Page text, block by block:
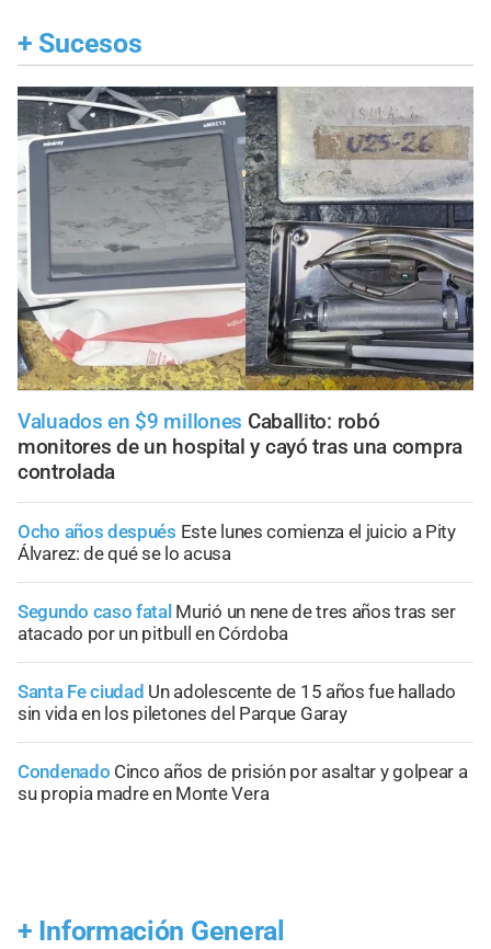
+ Sucesos
Valuados en $9 millones Caballito: robó
monitores de un hospital y cayó tras una compra
controlada
Ocho años después Este lunes comienza el juicio a Pity
Álvarez: de qué se lo acusa
Segundo caso fatal Murió un nene de tres años tras ser
atacado por un pitbull en Córdoba
Santa Fe ciudad Un adolescente de 15 años fue hallado
sin vida en los piletones del Parque Garay
Condenado Cinco años de prisión por asaltar y golpear a
su propia madre en Monte Vera
+ Información General